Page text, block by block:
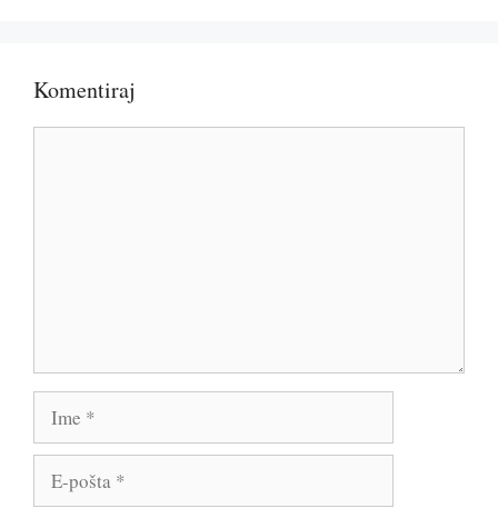
Komentiraj
pošta